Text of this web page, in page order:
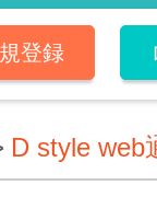
登録
D style web